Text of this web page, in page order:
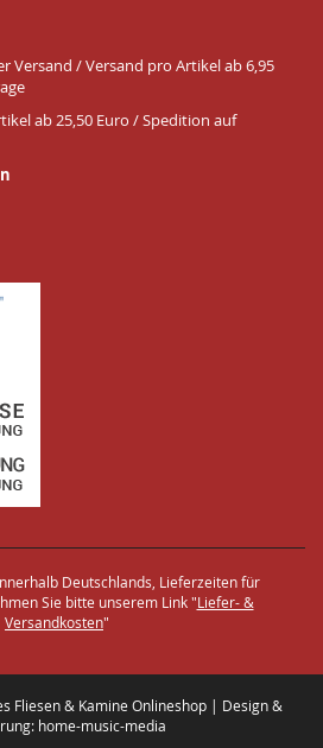
Versand / Versand pro Artikel ab 6,95
ab 25,50 Euro / Spedition auf
Deutschlands, Lieferzeiten für
Sie bitte unserem Link "Liefer- &
Versandkosten"
Fliesen & Kamine Onlineshop | Design &
home-music-media